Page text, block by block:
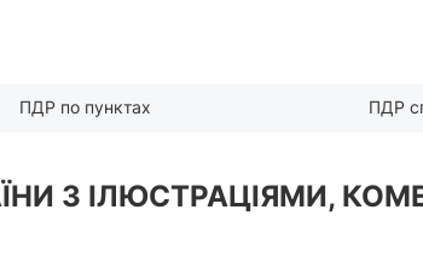
ПДР по пунктах ПДР
З ІЛЮСТРАЦІЯМИ,